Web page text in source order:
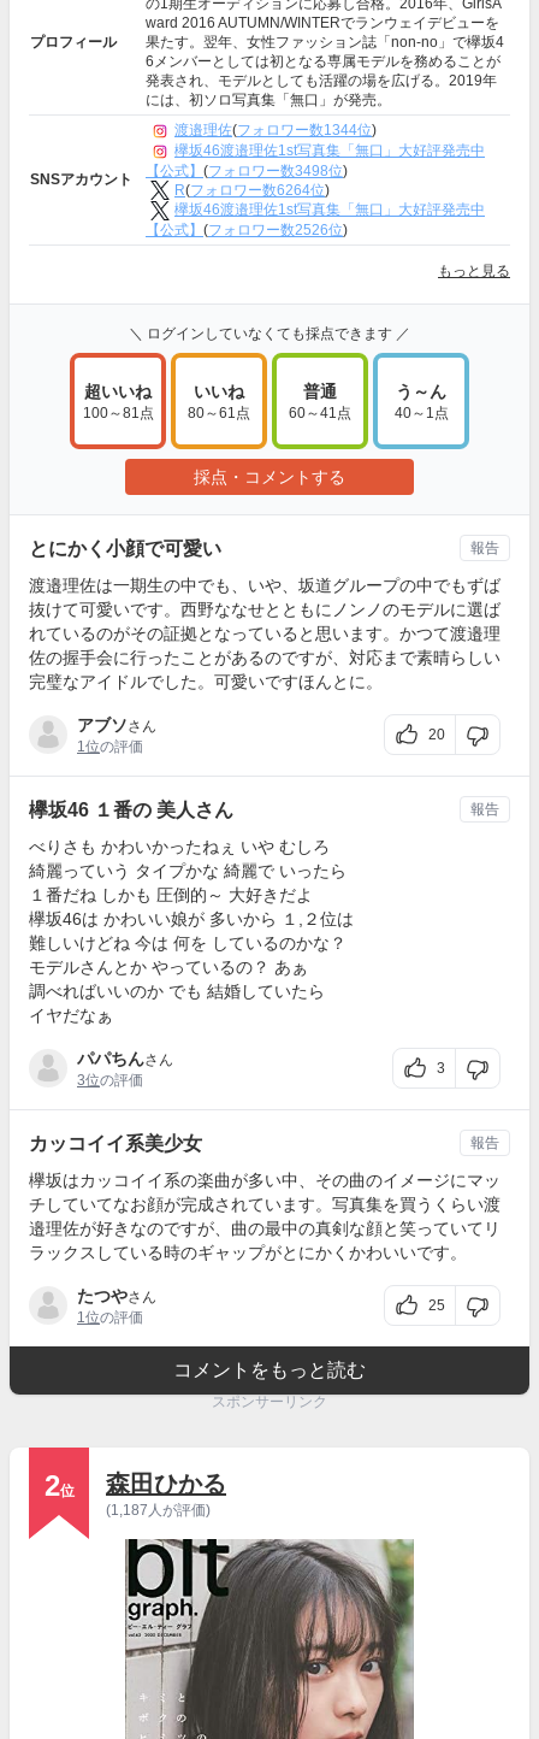
プロフィール
の1期生オーディションに応募し合格。2016年、GirlsA
ward 2016 AUTUMN/WINTERでランウェイデビューを
果たす。翌年、女性ファッション誌「non-no」で欅坂4
6メンバーとしては初となる専属モデルを務めることが
発表され、モデルとしても活躍の場を広げる。2019年
には、初ソロ写真集「無口」が発売。
SNSアカウント
渡邉理佐(フォロワー数1344位)
欅坂46渡邉理佐1st写真集「無口」大好評発売中
【公式】 (フォロワー数3498位)
R(フォロワー数6264位)
欅坂46渡邉理佐1st写真集「無口」大好評発売中
【公式】 (フォロワー数2526位)
もっと見る
＼ ログインしていなくても採点できます ／
超いいね
100～81点
いいね
80～61点
普通
60～41点
う～ん
40～1点
採点・コメントする
とにかく小顔で可愛い
渡邉理佐は一期生の中でも、いや、坂道グループの中でもずば
抜けて可愛いです。西野ななせとともにノンノのモデルに選ば
れているのがその証拠となっていると思います。かつて渡邉理
佐の握手会に行ったことがあるのですが、対応まで素晴らしい
完璧なアイドルでした。可愛いですほんとに。
アブソさん
1位の評価
20
報告
欅坂46 １番の 美人さん
べりさも かわいかったねぇ いや むしろ
綺麗っていう タイプかな 綺麗で いったら
１番だね しかも 圧倒的～ 大好きだよ
欅坂46は かわいい娘が 多いから １,２位は
難しいけどね 今は 何を しているのかな？
モデルさんとか やっているの？ あぁ
調べればいいのか でも 結婚していたら
イヤだなぁ
パパちんさん
3位の評価
3
報告
カッコイイ系美少女
欅坂はカッコイイ系の楽曲が多い中、その曲のイメージにマッ
チしていてなお顔が完成されています。写真集を買うくらい渡
邉理佐が好きなのですが、曲の最中の真剣な顔と笑っていてリ
ラックスしている時のギャップがとにかくかわいいです。
たつやさん
1位の評価
25
報告
コメントをもっと読む
スポンサーリンク
2位 森田ひかる
(1,187人が評価)